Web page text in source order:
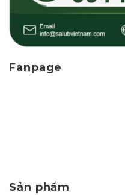
Fanpage
Sản phẩm